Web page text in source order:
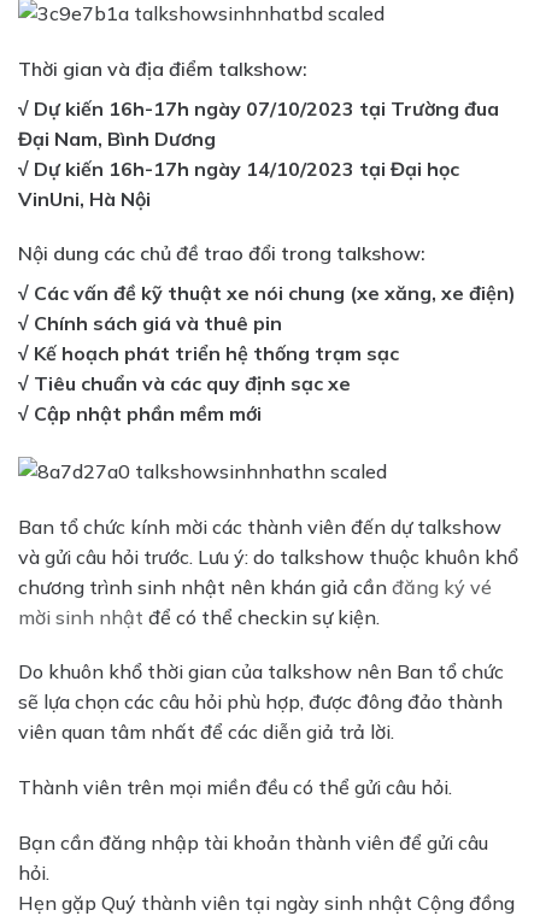
Thời gian và địa điểm talkshow:
√ Dự kiến 16h-17h ngày 07/10/2023 tại Trường đua
Đại Nam, Bình Dương
√ Dự kiến 16h-17h ngày 14/10/2023 tại Đại học
VinUni, Hà Nội
Nội dung các chủ đề trao đổi trong talkshow:
√ Các vấn đề kỹ thuật xe nói chung (xe xăng, xe điện)
√ Chính sách giá và thuê pin
√ Kế hoạch phát triển hệ thống trạm sạc
√ Tiêu chuẩn và các quy định sạc xe
√ Cập nhật phần mềm mới
Ban tổ chức kính mời các thành viên đến dự talkshow
và gửi câu hỏi trước. Lưu ý: do talkshow thuộc khuôn khổ
chương trình sinh nhật nên khán giả cần đăng ký vé
mời sinh nhật để có thể checkin sự kiện.
Do khuôn khổ thời gian của talkshow nên Ban tổ chức
sẽ lựa chọn các câu hỏi phù hợp, được đông đảo thành
viên quan tâm nhất để các diễn giả trả lời.
Thành viên trên mọi miền đều có thể gửi câu hỏi.
Bạn cần đăng nhập tài khoản thành viên để gửi câu
hỏi.
Hẹn gặp Quý thành viên tại ngày sinh nhật Cộng đồng